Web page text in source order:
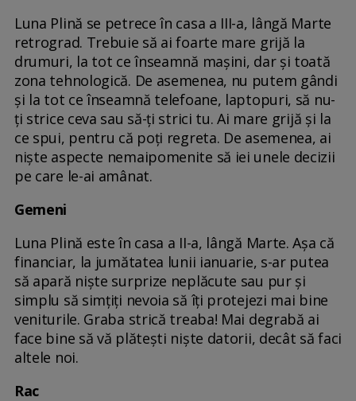
Luna Plină se petrece în casa a III-a, lângă Marte
retrograd. Trebuie să ai foarte mare grijă la
drumuri, la tot ce înseamnă mașini, dar și toată
zona tehnologică. De asemenea, nu putem gândi
și la tot ce înseamnă telefoane, laptopuri, să nu-
ți strice ceva sau să-ți strici tu. Ai mare grijă și la
ce spui, pentru că poți regreta. De asemenea, ai
niște aspecte nemaipomenite să iei unele decizii
pe care le-ai amânat.
Gemeni
Luna Plină este în casa a II-a, lângă Marte. Așa că
financiar, la jumătatea lunii ianuarie, s-ar putea
să apară niște surprize neplăcute sau pur și
simplu să simțiți nevoia să îți protejezi mai bine
veniturile. Graba strică treaba! Mai degrabă ai
face bine să vă plătești niște datorii, decât să faci
altele noi.
Rac